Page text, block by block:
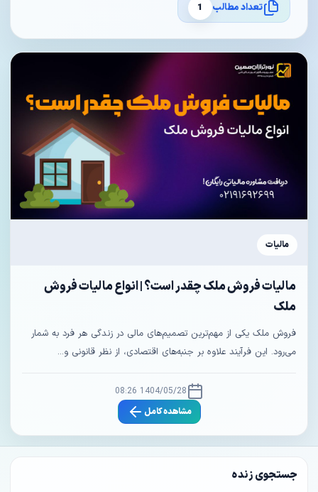
جستجوی زنده
تعداد مطالب
1
مالیات
مالیات فروش ملک چقدر است؟ | انواع مالیات فروش
ملک
فروش ملک یکی از مهم‌ترین تصمیم‌های مالی در زندگی هر فرد به شمار
می‌رود. این فرآیند علاوه بر جنبه‌های اقتصادی، از نظر قانونی و...
1404/05/28 08:26
مشاهده کامل